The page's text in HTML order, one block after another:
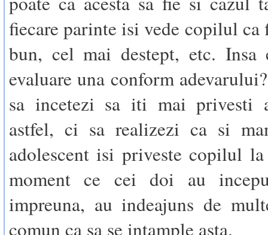
fiecare parinte isi vede copilul
bun, cel mai destept, etc. Insa
evaluare una conform
sa incetezi sa iti mai privesti
astfel, ci sa realizezi ca si
adolescent isi priveste copilul
moment ce cei doi au
impreuna, au indeajuns de
comun ca sa se intample asta.